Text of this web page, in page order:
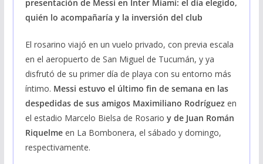
presentación de Messi en Inter Miami: el día elegido,
quién lo acompañaría y la inversión del club
El rosarino viajó en un vuelo privado, con previa escala
en el aeropuerto de San Miguel de Tucumán, y ya
disfrutó de su primer día de playa con su entorno más
íntimo. Messi estuvo el último fin de semana en las
despedidas de sus amigos Maximiliano Rodríguezen
el estadio Marcelo Bielsa de Rosario y de Juan Román
Riquelmeen La Bombonera, el sábado y domingo,
respectivamente.